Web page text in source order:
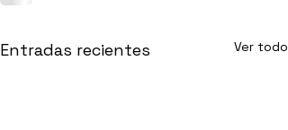
Entradas recientes Ver todo